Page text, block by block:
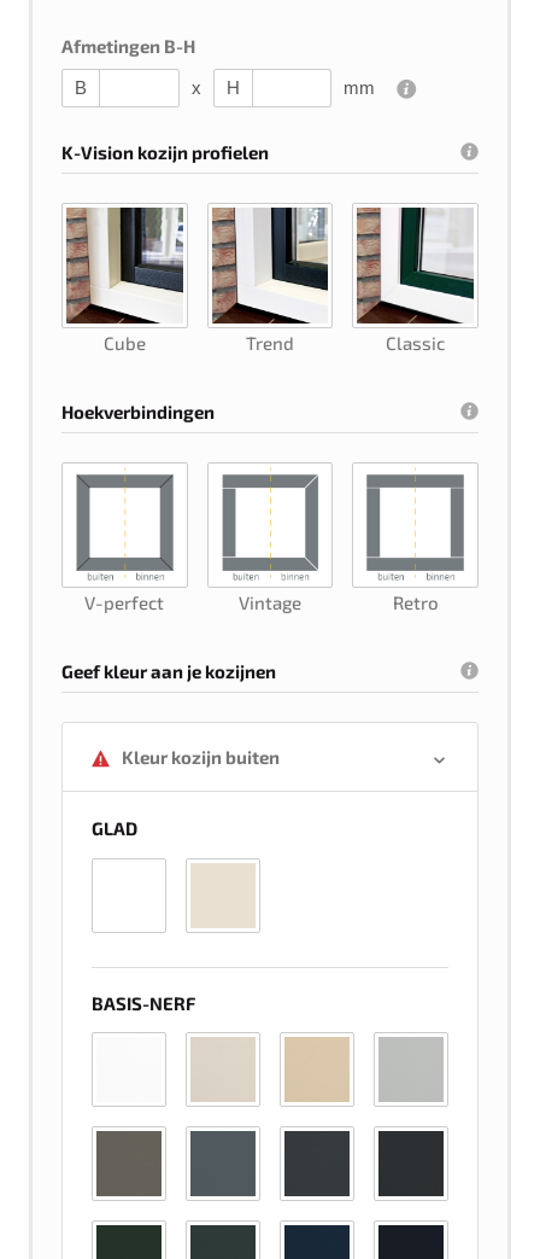
Afmetingen B-H
B x H mm
K-Vision kozijn profielen
Cube Trend Classic
Hoekverbindingen
V-perfect Vintage Retro
Geef kleur aan je kozijnen
Kleur kozijn buiten
GLAD
BASIS-NERF